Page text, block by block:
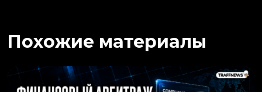
Похожие материалы